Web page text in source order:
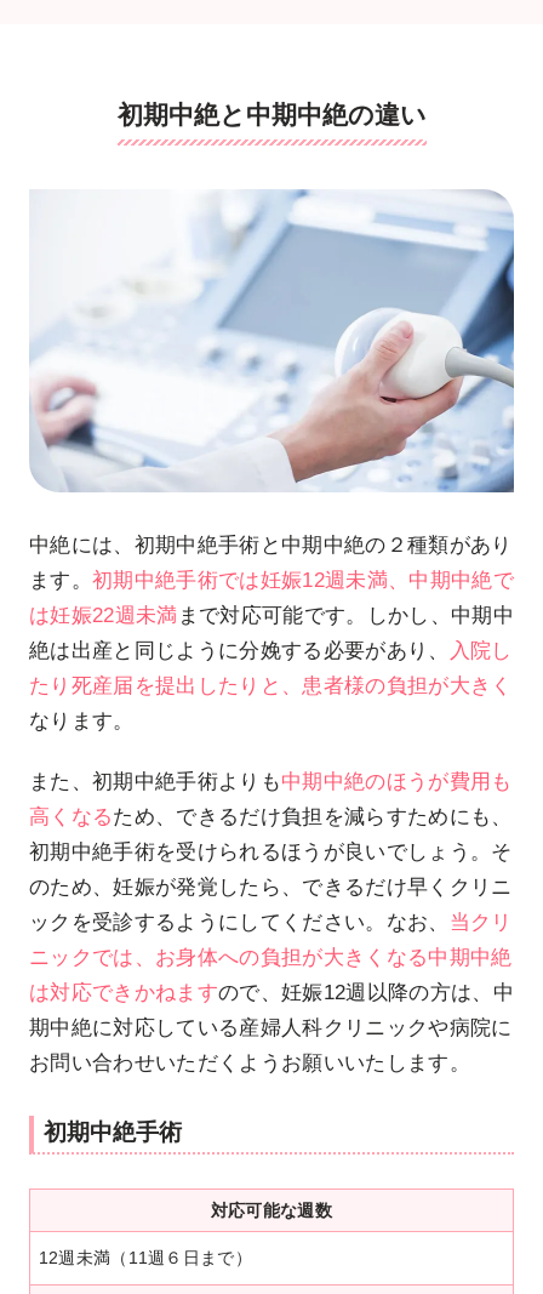
初期中絶と中期中絶の違い
中絶には、初期中絶手術と中期中絶の２種類があり
ます。 初期中絶手術では妊娠12週未満、中期中絶で
は妊娠22週未満 まで対応可能です。しかし、中期中
絶は出産と同じように分娩する必要があり、
入院し
たり死産届を提出したりと、患者様の負担が大きく
なります。
また、初期中絶手術よりも中期中絶のほうが費用も
高くなるため、できるだけ負担を減らすためにも、
初期中絶手術を受けられるほうが良いでしょう。そ
のため、妊娠が発覚したら、できるだけ早くクリニ
ックを受診するようにしてください。なお、 当クリ
ニックでは、お身体への負担が大きくなる中期中絶
は対応できかねますので、妊娠12週以降の方は、中
期中絶に対応している産婦人科クリニックや病院に
お問い合わせいただくようお願いいたします。
初期中絶手術
対応可能な週数
12週未満（11週６日まで）